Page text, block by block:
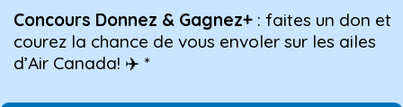
Concours Donnez & Gagnez+ : faites un don et
courez la chance de vous envoler sur les ailes
d’Air Canada! ✈️ *